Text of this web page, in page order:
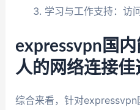
学习与工作支持：访
expressvpn国
人的网络连接佳
综合来看，针对expressvpn